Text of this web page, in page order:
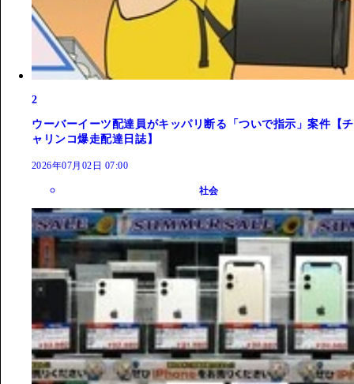
2
ウーバーイーツ配達員がキッパリ断る「ついで指示」案件【チ
ャリンコ爆走配達日誌】
2026年07月02日 07:00
社会